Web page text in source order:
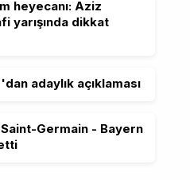
heyecanı: Aziz
yarışında dikkat
adaylık açıklaması
Germain - Bayern